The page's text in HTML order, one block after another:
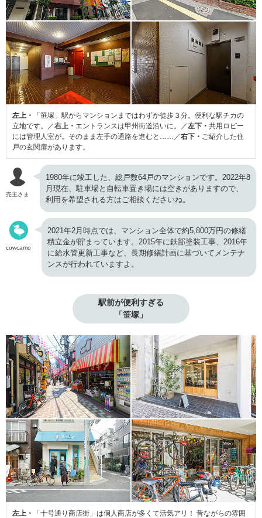
左上・
「笹塚」駅からマンションまではわずか徒歩３分。便利な駅チカの
立地です。／右上・ エントランスは甲州街道沿いに。／左下・ 共用ロビー
には管理人室が。そのまま左手の通路を進むと……／右下・ ご紹介した住
戸の玄関扉があります。
売主さま
1980年に竣工した、総戸数64戸のマンションです。2022年8
月現在、駐車場と自転車置き場には空きがありますので、
利用を希望される方はご相談くださいね。
cowcamo
2021年2月時点では、マンション全体で約5,800万円の修繕
積立金が貯まっています。2015年に鉄部塗装工事、2016年
に給水管更新工事など、長期修繕計画に基づいてメンテナ
ンスが行われていますよ。
駅前が便利すぎる
「笹塚」
左上・
「十号通り商店街」は個人商店が多くて活気アリ！ 昔ながらの雰囲